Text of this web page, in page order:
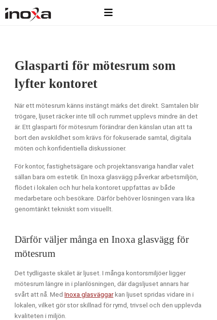
Glasparti för mötesrum som
lyfter kontoret
När ett mötesrum känns instängt märks det direkt. Samtalen blir
trögare, ljuset räcker inte till och rummet upplevs mindre än det
är. Ett glasparti för mötesrum förändrar den känslan utan att ta
bort den avskildhet som krävs för fokuserade samtal, digitala
möten och konfidentiella diskussioner.
För kontor, fastighetsägare och projektansvariga handlar valet
sällan bara om estetik. En Inoxa glasvägg påverkar arbetsmiljön,
flödet i lokalen och hur hela kontoret uppfattas av både
medarbetare och besökare. Därför behöver lösningen vara lika
genomtänkt tekniskt som visuellt.
Därför väljer många en Inoxa glasvägg för
mötesrum
Det tydligaste skälet är ljuset. I många kontorsmiljöer ligger
mötesrum längre in i planlösningen, där dagsljuset annars har
svårt att nå. Med Inoxa glasväggarkan ljuset spridas vidare in i
lokalen, vilket gör stor skillnad för rymd, trivsel och den upplevda
kvaliteten i miljön.